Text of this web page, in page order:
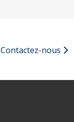
Contactez-nous